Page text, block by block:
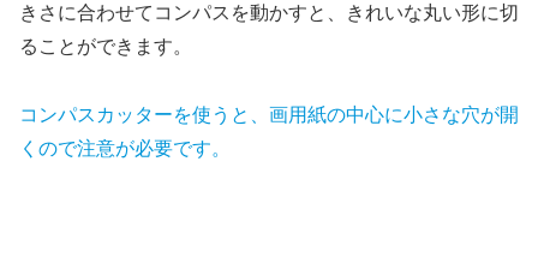
きさに合わせてコンパスを動かすと、きれいな丸い形に切
ることができます。
コンパスカッターを使うと、画用紙の中心に小さな穴が開
くので注意が必要です。